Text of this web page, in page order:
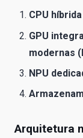
CPU
GPU
modernas
NPU
Arquitetura